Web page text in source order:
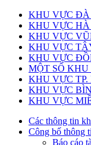
KHU VỰC ĐÀ
KHU VỰC
KHU VỰC
KHU VỰC
KHU VỰC
MỘT SỐ
KHU VỰC TP.
KHU VỰC
KHU VỰC
Các thông tin
Công bố thông
Báo cáo